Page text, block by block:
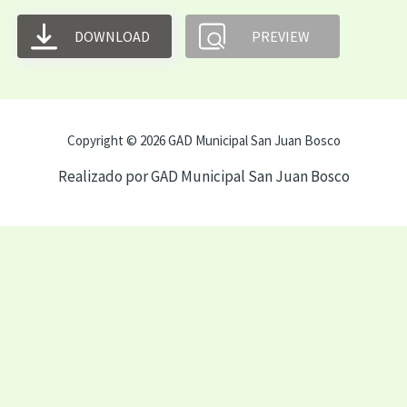
DOWNLOAD PREVIEW
Copyright © 2026 GAD Municipal San Juan Bosco
Realizado por GAD Municipal San Juan Bosco